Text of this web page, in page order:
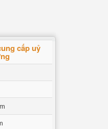
cấp uỷ